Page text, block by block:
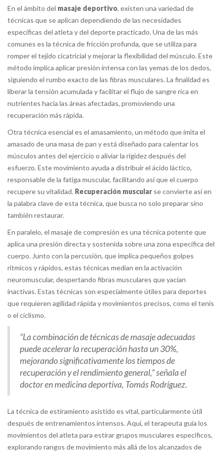
En el ámbito del masaje deportivo, existen una variedad de
técnicas que se aplican dependiendo de las necesidades
específicas del atleta y del deporte practicado. Una de las más
comunes es la técnica de fricción profunda, que se utiliza para
romper el tejido cicatricial y mejorar la flexibilidad del músculo. Este
método implica aplicar presión intensa con las yemas de los dedos,
siguiendo el rumbo exacto de las fibras musculares. La finalidad es
liberar la tensión acumulada y facilitar el flujo de sangre rica en
nutrientes hacia las áreas afectadas, promoviendo una
recuperación más rápida.
Otra técnica esencial es el amasamiento, un método que imita el
amasado de una masa de pan y está diseñado para calentar los
músculos antes del ejercicio o aliviar la rigidez después del
esfuerzo. Este movimiento ayuda a distribuir el ácido láctico,
responsable de la fatiga muscular, facilitando así que el cuerpo
recupere su vitalidad. Recuperación muscular se convierte así en
la palabra clave de esta técnica, que busca no solo preparar sino
también restaurar.
En paralelo, el masaje de compresión es una técnica potente que
aplica una presión directa y sostenida sobre una zona específica del
cuerpo. Junto con la percusión, que implica pequeños golpes
rítmicos y rápidos, estas técnicas median en la activación
neuromuscular, despertando fibras musculares que yacían
inactivas. Estas técnicas son especialmente útiles para deportes
que requieren agilidad rápida y movimientos precisos, como el tenis
o el ciclismo.
“La combinación de técnicas de masaje adecuadas
puede acelerar la recuperación hasta un 30%,
mejorando significativamente los tiempos de
recuperación y el rendimiento general,” señala el
doctor en medicina deportiva, Tomás Rodríguez.
La técnica de estiramiento asistido es vital, particularmente útil
después de entrenamientos intensos. Aquí, el terapeuta guía los
movimientos del atleta para estirar grupos musculares específicos,
explorando rangos de movimiento más allá de los alcanzados de